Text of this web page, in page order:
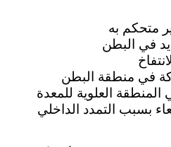
متحكم به
في البطن
في منطقة البطن
العلوية للمعدة
بسبب التمدد الداخلي